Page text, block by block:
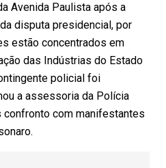
Avenida Paulista após a
disputa presidencial, por
estão concentrados em
das Indústrias do Estado
policial foi
a assessoria da Polícia
confronto com manifestantes